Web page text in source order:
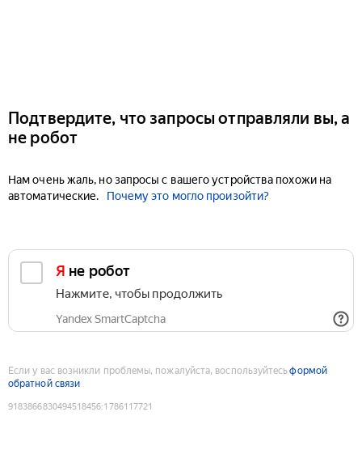
Подтвердите, что запросы отправляли вы, а
не робот
Нам очень жаль, но запросы с вашего устройства похожи на
автоматические.
Почему это могло произойти?
Я не робот
Нажмите, чтобы продолжить
Yandex SmartCaptcha
Если у вас возникли проблемы, пожалуйста, воспользуйтесьформой
обратной связи
9183866830494518456:1786117721